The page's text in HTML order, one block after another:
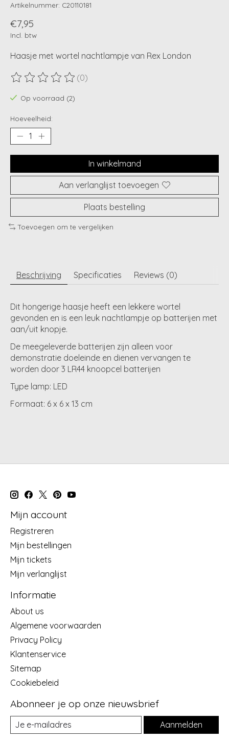
Artikelnummer: C20110181
€7,95
Incl. btw
Haasje met wortel nachtlampje van Rex London
De beoordeling van dit product is
(0)
Op voorraad (2)
Hoeveelheid:
In winkelmand
Aan verlanglijst toevoegen
Plaats bestelling
Toevoegen om te vergelijken
Beschrijving Specificaties Reviews (0)
Dit hongerige haasje heeft een lekkere wortel
gevonden en is een leuk nachtlampje op batterijen met
aan/uit knopje.
De meegeleverde batterijen zijn alleen voor
demonstratie doeleinde en dienen vervangen te
worden door 3 LR44 knoopcel batterijen
Type lamp: LED
Formaat: 6 x 6 x 13 cm
Mijn account
Registreren
Mijn bestellingen
Mijn tickets
Mijn verlanglijst
Informatie
About us
Algemene voorwaarden
Privacy Policy
Klantenservice
Sitemap
Cookiebeleid
Abonneer je op onze nieuwsbrief
Aanmelden